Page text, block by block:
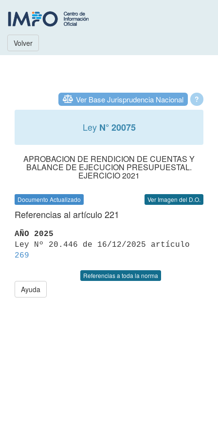
Volver
?
Ver Base Jurisprudencia Nacional
Ley N° 20075
APROBACION DE RENDICION DE CUENTAS Y
BALANCE DE EJECUCION PRESUPUESTAL.
EJERCICIO 2021
Documento Actualizado Ver Imagen del D.O.
Referencias al artículo 221
AÑO 2025
269
Referencias a toda la norma
Ayuda